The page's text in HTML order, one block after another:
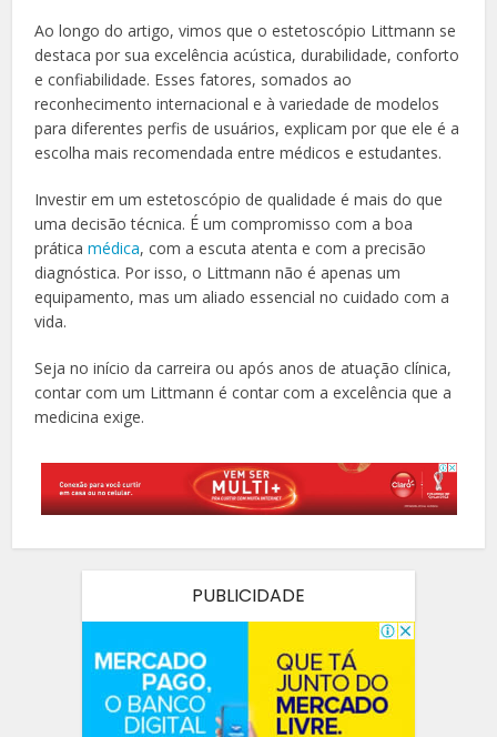
Ao longo do artigo, vimos que o estetoscópio Littmann se
destaca por sua excelência acústica, durabilidade, conforto
e confiabilidade. Esses fatores, somados ao
reconhecimento internacional e à variedade de modelos
para diferentes perfis de usuários, explicam por que ele é a
escolha mais recomendada entre médicos e estudantes.
Investir em um estetoscópio de qualidade é mais do que
uma decisão técnica. É um compromisso com a boa
práticamédica, com a escuta atenta e com a precisão
diagnóstica. Por isso, o Littmann não é apenas um
equipamento, mas um aliado essencial no cuidado com a
vida.
Seja no início da carreira ou após anos de atuação clínica,
contar com um Littmann é contar com a excelência que a
medicina exige.
PUBLICIDADE